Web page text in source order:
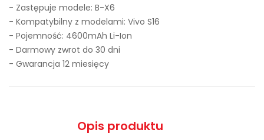
- Zastępuje modele: B-X6
- Kompatybilny z modelami: Vivo S16
- Pojemność: 4600mAh Li-Ion
- Darmowy zwrot do 30 dni
- Gwarancja 12 miesięcy
Opis produktu